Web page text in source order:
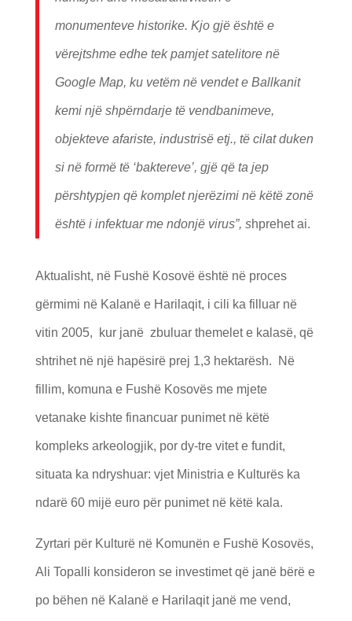
monumenteve historike. Kjo gjë është e
vërejtshme edhe tek pamjet satelitore në
Google Map, ku vetëm në vendet e Ballkanit
kemi një shpërndarje të vendbanimeve,
objekteve afariste, industrisë etj., të cilat duken
si në formë të ‘baktereve’, gjë që ta jep
përshtypjen që komplet njerëzimi në këtë zonë
është i infektuar me ndonjë virus”, shprehet ai.
Aktualisht, në Fushë Kosovë është në proces
gërmimi në Kalanë e Harilaqit, i cili ka filluar në
vitin 2005, kur janë zbuluar themelet e kalasë, që
shtrihet në një hapësirë prej 1,3 hektarësh. Në
fillim, komuna e Fushë Kosovës me mjete
vetanake kishte financuar punimet në këtë
kompleks arkeologjik, por dy-tre vitet e fundit,
situata ka ndryshuar: vjet Ministria e Kulturës ka
ndarë 60 mijë euro për punimet në këtë kala.
Zyrtari për Kulturë në Komunën e Fushë Kosovës,
Ali Topalli konsideron se investimet që janë bërë e
po bëhen në Kalanë e Harilaqit janë me vend,